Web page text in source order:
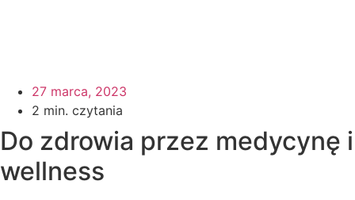
27 marca, 2023
2 min. czytania
Do zdrowia przez medycynę i
wellness